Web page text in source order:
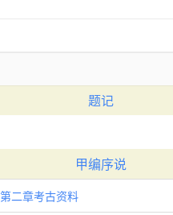
题记
甲编序说
第二章考古资料